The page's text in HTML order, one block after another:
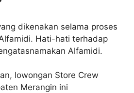
dikenakan selama proses
Hati-hati terhadap
Alfamidi.
lowongan Store Crew
Merangin ini